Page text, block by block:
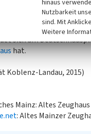
Welschen Haube in
sich am
hat.
Koblenz-Landau, 2015)
Mainz: Altes
: Altes Mainzer
hinaus
Nutzbarkeit
sind. Mit
Weitere